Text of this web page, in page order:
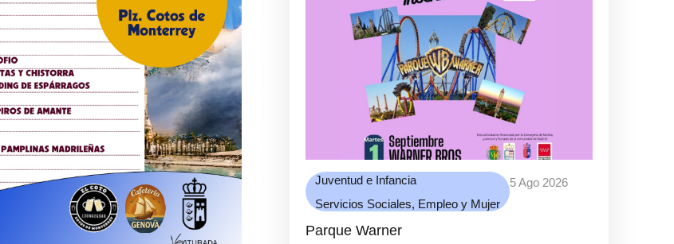
Juventud e Infancia
Servicios Sociales, Empleo y Mujer
5 Ago 2026
Parque Warner